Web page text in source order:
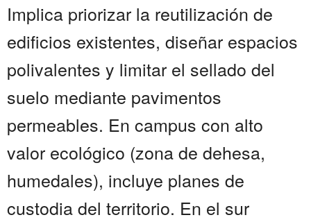
Implica priorizar la reutilización de
edificios existentes, diseñar espacios
polivalentes y limitar el sellado del
suelo mediante pavimentos
permeables. En campus con alto
valor ecológico (zona de dehesa,
humedales), incluye planes de
custodia del territorio. En el sur